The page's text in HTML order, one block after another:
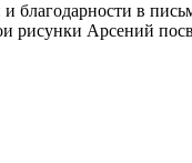
благодарности в
рисунки Арсений